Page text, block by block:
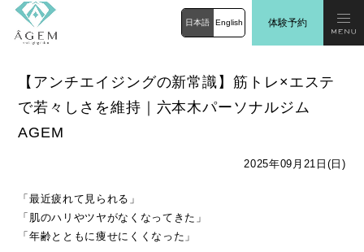
日本語 English 体験予約
【アンチエイジングの新常識】筋トレ×エステ
で若々しさを維持｜六本木パーソナルジム
AGEM
2025年09月21日(日)
「最近疲れて見られる」
「肌のハリやツヤがなくなってきた」
「年齢とともに痩せにくくなった」